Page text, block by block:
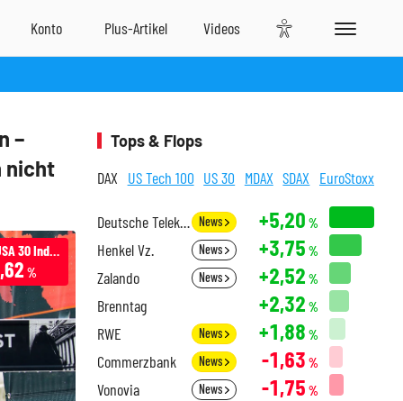
–
nicht
Infront USA 30 Industrial
%
Tops & Flops
DAX US Tech 100 US 30 MDAX SDAX EuroStoxx
Deutsche Telekom News +5,20 %
Henkel Vz. News +3,75 %
Zalando News +2,52 %
Brenntag +2,32 %
RWE News +1,88 %
Commerzbank News -1,63 %
Vonovia News -1,75 %